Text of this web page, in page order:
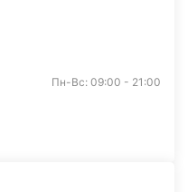
Пн-Вс: 09:00 - 21:00